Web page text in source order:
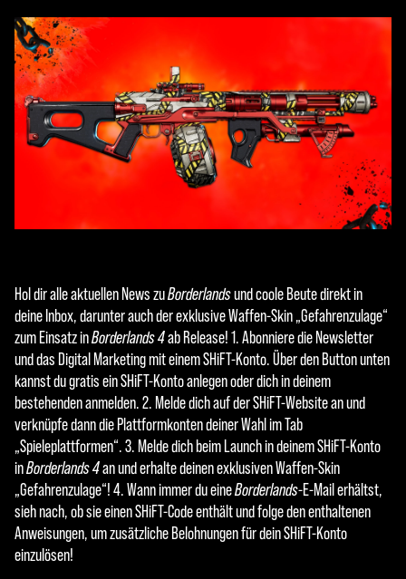
Hol dir alle aktuellen News zuBorderlandsund coole Beute direkt in
deine Inbox, darunter auch der exklusive Waffen-Skin „Gefahrenzulage“
zum Einsatz inBorderlands 4ab Release! 1. Abonniere die Newsletter
und das Digital Marketing mit einem SHiFT-Konto. Über den Button unten
kannst du gratis ein SHiFT-Konto anlegen oder dich in deinem
bestehenden anmelden. 2. Melde dich auf der SHiFT-Website an und
verknüpfe dann die Plattformkonten deiner Wahl im Tab
„Spieleplattformen“. 3. Melde dich beim Launch in deinem SHiFT-Konto
inBorderlands 4an und erhalte deinen exklusiven Waffen-Skin
„Gefahrenzulage“! 4. Wann immer du eineBorderlands-E-Mail erhältst,
sieh nach, ob sie einen SHiFT-Code enthält und folge den enthaltenen
Anweisungen, um zusätzliche Belohnungen für dein SHiFT-Konto
einzulösen!